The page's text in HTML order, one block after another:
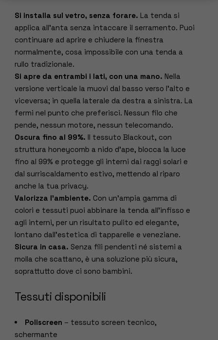
Si installa sul vetro, senza forare. La tenda si
applica all’anta senza intaccare il serramento. Puoi
continuare ad aprire e chiudere la finestra
normalmente, cosa impossibile con una tenda a
rullo tradizionale.
Si apre da entrambi i lati, con una mano. Nella
versione verticale la muovi dal basso verso l’alto e
viceversa; in quella laterale da destra a sinistra. La
fermi nel punto che preferisci. Nessun filo che
pende, nessun motore, nessun telecomando.
Oscura fino al 99%. Il tessuto Blackout, con
struttura honeycomb a nido d’ape, blocca la luce
fino al 99% e protegge gli interni dai raggi solari e
dal surriscaldamento estivo, mettendo al riparo
anche la tua privacy.
Valorizza l’ambiente. Con un’ampia gamma di
colori e tessuti puoi abbinare la tenda all’infisso e
agli interni, per un risultato pulito ed elegante,
lontano dall’estetica di tapparelle e veneziane.
Sicura in casa. Senza fili pendenti né sistemi a
molla che scattano, è una soluzione più sicura,
soprattutto dove ci sono bambini.
Tessuti disponibili
Poliscreen – tessuto screen tecnico,
schermante